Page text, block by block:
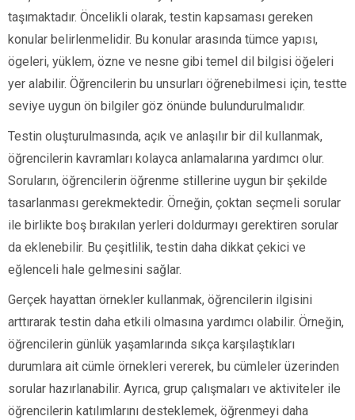
taşımaktadır. Öncelikli olarak, testin kapsaması gereken
konular belirlenmelidir. Bu konular arasında tümce yapısı,
ögeleri, yüklem, özne ve nesne gibi temel dil bilgisi öğeleri
yer alabilir. Öğrencilerin bu unsurları öğrenebilmesi için, testte
seviye uygun ön bilgiler göz önünde bulundurulmalıdır.
Testin oluşturulmasında, açık ve anlaşılır bir dil kullanmak,
öğrencilerin kavramları kolayca anlamalarına yardımcı olur.
Soruların, öğrencilerin öğrenme stillerine uygun bir şekilde
tasarlanması gerekmektedir. Örneğin, çoktan seçmeli sorular
ile birlikte boş bırakılan yerleri doldurmayı gerektiren sorular
da eklenebilir. Bu çeşitlilik, testin daha dikkat çekici ve
eğlenceli hale gelmesini sağlar.
Gerçek hayattan örnekler kullanmak, öğrencilerin ilgisini
arttırarak testin daha etkili olmasına yardımcı olabilir. Örneğin,
öğrencilerin günlük yaşamlarında sıkça karşılaştıkları
durumlara ait cümle örnekleri vererek, bu cümleler üzerinden
sorular hazırlanabilir. Ayrıca, grup çalışmaları ve aktiviteler ile
öğrencilerin katılımlarını desteklemek, öğrenmeyi daha